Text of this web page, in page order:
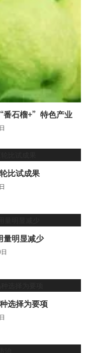
番石榴+”特色产业
比试成果
量明显减少
选择为要项